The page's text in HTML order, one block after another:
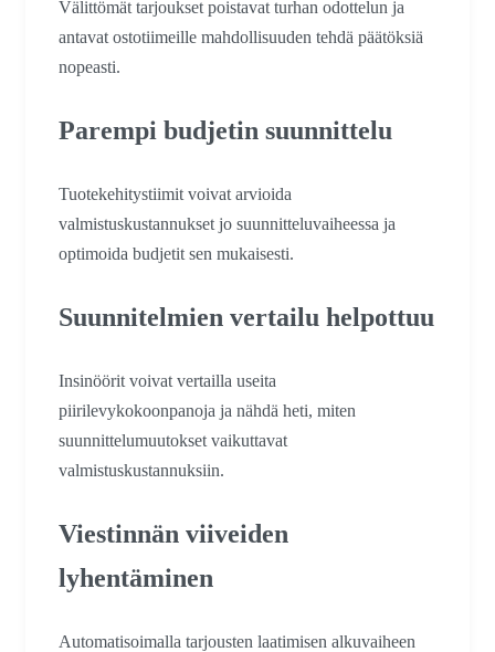
Välittömät tarjoukset poistavat turhan odottelun ja
antavat ostotiimeille mahdollisuuden tehdä päätöksiä
nopeasti.
Parempi budjetin suunnittelu
Tuotekehitystiimit voivat arvioida
valmistuskustannukset jo suunnitteluvaiheessa ja
optimoida budjetit sen mukaisesti.
Suunnitelmien vertailu helpottuu
Insinöörit voivat vertailla useita
piirilevykokoonpanoja ja nähdä heti, miten
suunnittelumuutokset vaikuttavat
valmistuskustannuksiin.
Viestinnän viiveiden
lyhentäminen
Automatisoimalla tarjousten laatimisen alkuvaiheen